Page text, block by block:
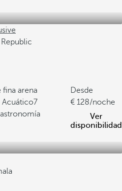
fina arena
Acuático7
Desde
128/noche
Ver
disponibilidad